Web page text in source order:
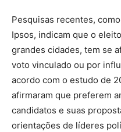
Pesquisas recentes,
Ipsos, indicam que o
grandes cidades, tem se
voto vinculado ou por
acordo com o estudo de
afirmaram que preferem
candidatos e suas
orientações de líderes